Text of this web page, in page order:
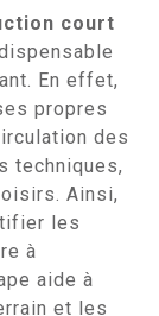
court
En effet,
propres
des
techniques,
Ainsi,
les
à
aide à
et les